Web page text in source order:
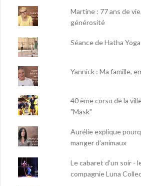
Martine : 77 ans de
générosité
Séance de Hatha
Yannick : Ma famille,
40 ème corso de la
"Mask"
Aurélie explique
manger d’animaux
Le cabaret d'un soir -
compagnie Luna